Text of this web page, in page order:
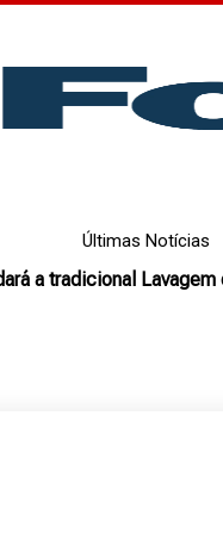
Últimas Notícias
a tradicional